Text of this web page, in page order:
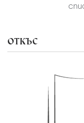
ОТКЪС